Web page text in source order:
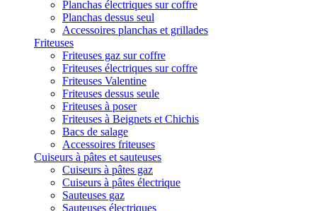
Planchas électriques sur coffre
Planchas dessus seul
Accessoires planchas et grillades
Friteuses
Friteuses gaz sur coffre
Friteuses électriques sur coffre
Friteuses Valentine
Friteuses dessus seule
Friteuses à poser
Friteuses à Beignets et Chichis
Bacs de salage
Accessoires friteuses
Cuiseurs à pâtes et sauteuses
Cuiseurs à pâtes gaz
Cuiseurs à pâtes électrique
Sauteuses gaz
Sauteuses électriques